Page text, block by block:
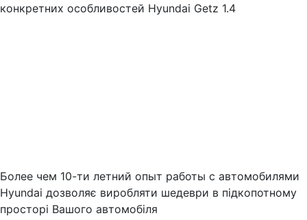
конкретних особливостей Hyundai Getz 1.4
Более чем 10-ти летний опыт работы с автомобилями
Hyundai дозволяє виробляти шедеври в підкопотному
просторі Вашого автомобіля